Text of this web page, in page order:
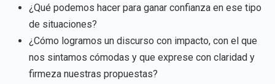
¿Qué podemos hacer para ganar confianza en ese tipo
de situaciones?
¿Cómo logramos un discurso con impacto, con el que
nos sintamos cómodas y que exprese con claridad y
firmeza nuestras propuestas?